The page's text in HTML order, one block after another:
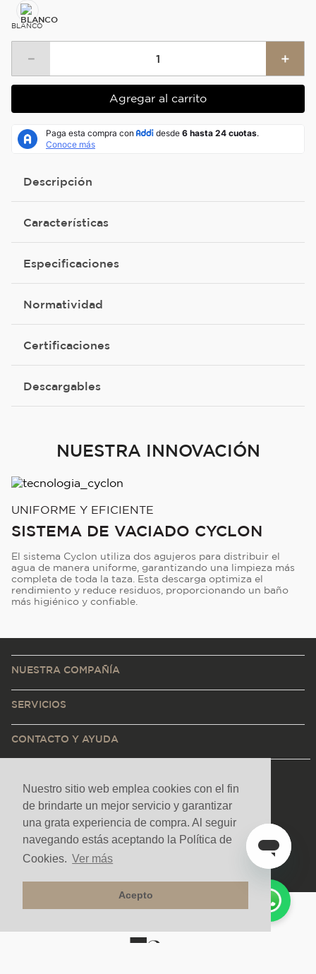
Nuestro sitio web emplea cookies con el fin
de brindarte un mejor servicio y garantizar
una grata experiencia de compra. Al seguir
navegando estás aceptando la Política de
Cookies. Ver más
Acepto
BLANCO
＋
－
Agregar al carrito
Descripción
Características
Especificaciones
Normatividad
Certificaciones
Descargables
NUESTRA INNOVACIÓN
UNIFORME Y EFICIENTE
SISTEMA DE VACIADO CYCLON
El sistema Cyclon utiliza dos agujeros para distribuir el
agua de manera uniforme, garantizando una limpieza más
completa de toda la taza. Esta descarga optimiza el
rendimiento y reduce residuos, proporcionando un baño
más higiénico y confiable.
NUESTRA COMPAÑÍA
SERVICIOS
CONTACTO Y AYUDA